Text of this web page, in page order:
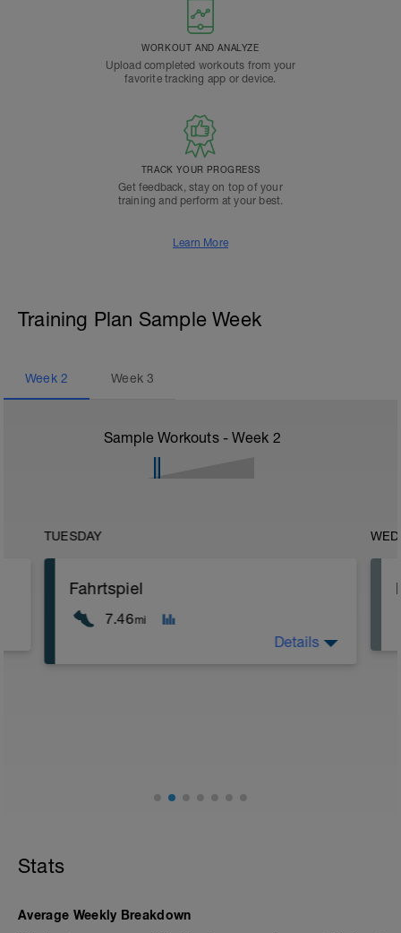
WORKOUT AND ANALYZE
Upload completed workouts from your
favorite tracking app or device.
TRACK YOUR PROGRESS
Get feedback, stay on top of your
training and perform at your best.
Learn More
Training Plan Sample Week
Week 2 Week3
Sample Workouts - Week 2
TUESDAY
Fahrtspiel
7.46mi
Auslaufen: 1 km
Details
Stats
Average Weekly Breakdown